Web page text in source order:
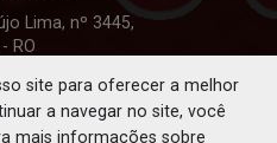
Lima, nº 3445,
RO
de Souza Ferreira
site para oferecer a melhor
a navegar no site, você
mais informações sobre